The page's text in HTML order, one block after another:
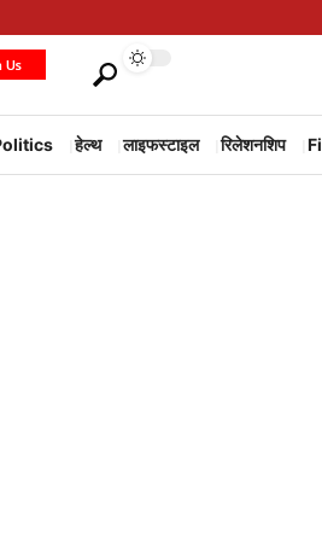
Us
हेल्थ लाइफस्टाइल रिलेशनशिप